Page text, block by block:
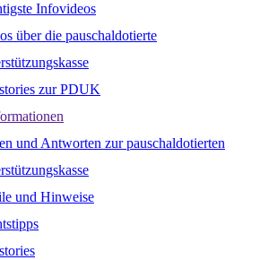
Infovideos
über die pauschaldotierte
zur PDUK
und Antworten zur pauschaldotierten
und Hinweise